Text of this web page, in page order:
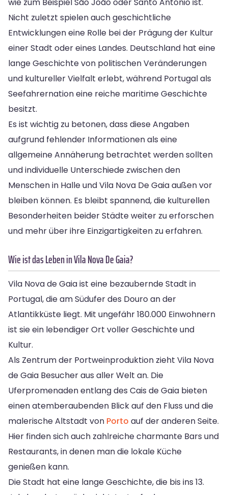
Nicht zuletzt spielen auch geschichtliche
Entwicklungen eine Rolle bei der Prägung der Kultur
einer Stadt oder eines Landes. Deutschland hat eine
lange Geschichte von politischen Veränderungen
und kultureller Vielfalt erlebt, während Portugal als
Seefahrernation eine reiche maritime Geschichte
besitzt.
Es ist wichtig zu betonen, dass diese Angaben
aufgrund fehlender Informationen als eine
allgemeine Annäherung betrachtet werden sollten
und individuelle Unterschiede zwischen den
Menschen in Halle und Vila Nova De Gaia außen vor
bleiben können. Es bleibt spannend, die kulturellen
Besonderheiten beider Städte weiter zu erforschen
und mehr über ihre Einzigartigkeiten zu erfahren.
Wie ist das Leben in Vila Nova De Gaia?
Vila Nova de Gaia ist eine bezaubernde Stadt in
Portugal, die am Südufer des Douro an der
Atlantikküste liegt. Mit ungefähr 180.000 Einwohnern
ist sie ein lebendiger Ort voller Geschichte und
Kultur.
Als Zentrum der Portweinproduktion zieht Vila Nova
de Gaia Besucher aus aller Welt an. Die
Uferpromenaden entlang des Cais de Gaia bieten
einen atemberaubenden Blick auf den Fluss und die
malerische Altstadt von Porto auf der anderen Seite.
Hier finden sich auch zahlreiche charmante Bars und
Restaurants, in denen man die lokale Küche
genießen kann.
Die Stadt hat eine lange Geschichte, die bis ins 13.